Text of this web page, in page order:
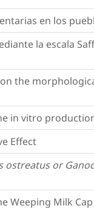
en los
la escala
the
in vitro
Effect
ostreatus or
Weeping Milk